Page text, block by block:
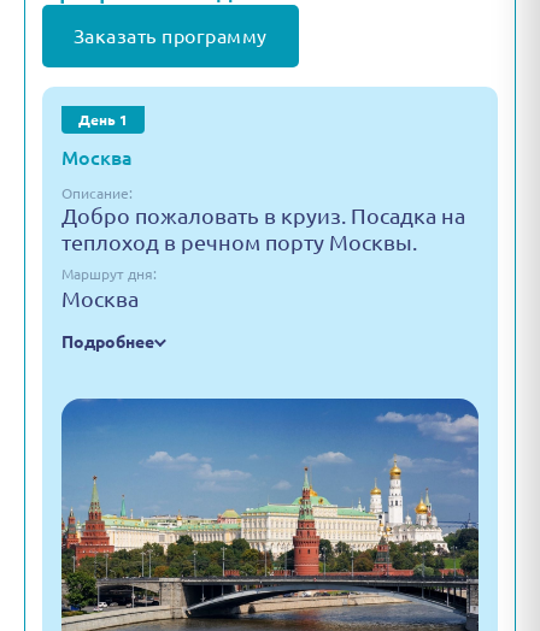
Заказать программу
День 1
Москва
Описание:
Добро пожаловать в круиз. Посадка на
теплоход в речном порту Москвы.
Маршрут дня:
Москва
Подробнее